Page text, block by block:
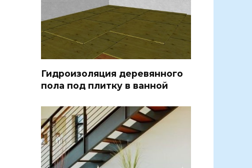
Гидроизоляция деревянного
пола под плитку в ванной